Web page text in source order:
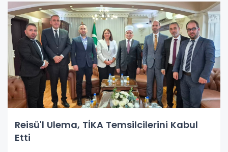
Reisü'l Ulema, TİKA Temsilcilerini Kabul
Etti